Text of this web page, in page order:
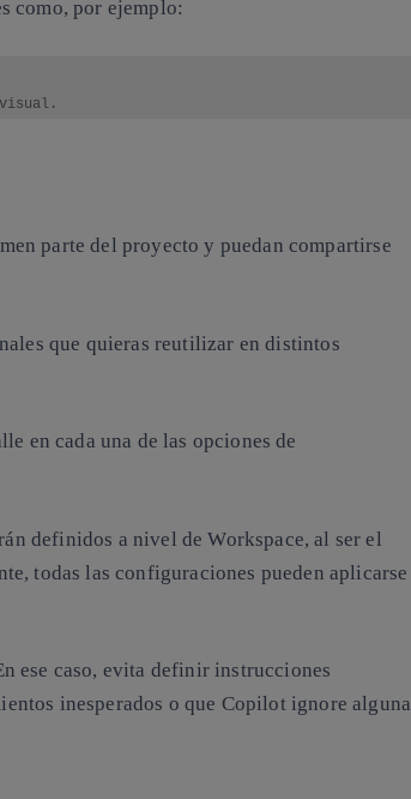
como, por ejemplo:
parte del proyecto y puedan compartirse
que quieras reutilizar en distintos
en cada una de las opciones de
definidos a nivel de Workspace, al ser el
todas las configuraciones pueden aplicarse
ese caso, evita definir instrucciones
inesperados o que Copilot ignore alguna